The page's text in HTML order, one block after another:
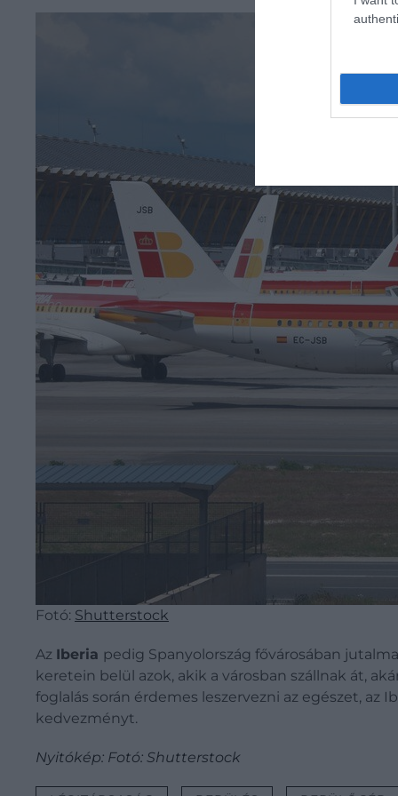
Fotó: Shutterstock
Az Iberia pedig Spanyolország fővárosában
keretein belül azok, akik a városban szállnak át,
foglalás során érdemes leszervezni az egészet,
kedvezményt.
Nyitókép: Fotó: Shutterstock